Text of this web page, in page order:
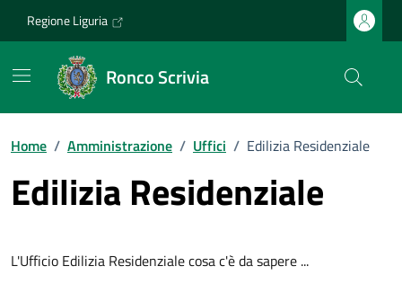
Regione Liguria
Ronco Scrivia
Home / Amministrazione / Uffici / Edilizia Residenziale
Edilizia Residenziale
L'Ufficio Edilizia Residenziale cosa c'è da sapere ...